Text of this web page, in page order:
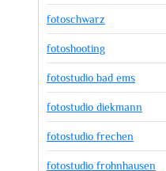
fotoschwarz
fotoshooting
fotostudio bad ems
fotostudio diekmann
fotostudio frechen
fotostudio frohnhausen